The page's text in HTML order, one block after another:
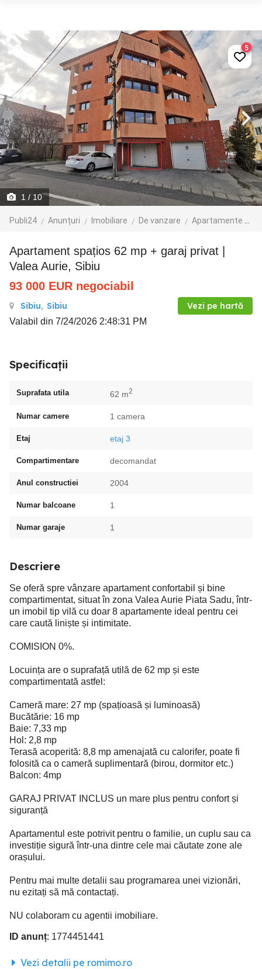
1 / 10
Publi24 Anunțuri Imobiliare De vanzare Apartamente de vanzare
5
Apartament spațios 62 mp + garaj privat |
Valea Aurie, Sibiu
93 000 EUR negociabil
Sibiu, Sibiu Vezi pe hartă
Valabil din 7/24/2026 2:48:31 PM
Specificații
Suprafata utila 62 m2
Numar camere 1 camera
Etaj etaj 3
Compartimentare decomandat
Anul constructiei 2004
Numar balcoane 1
Numar garaje 1
Descriere
Se oferă spre vânzare apartament confortabil și bine
compartimentat, situat în zona Valea Aurie Piata Sadu, într-
un imobil tip vilă cu doar 8 apartamente ideal pentru cei
care caută liniște și intimitate.
COMISION 0%.
Locuința are o suprafață utilă de 62 mp și este
compartimentată astfel:
Cameră mare: 27 mp (spațioasă și luminoasă)
Bucătărie: 16 mp
Baie: 7,33 mp
Hol: 2,8 mp
Terasă acoperită: 8,8 mp amenajată cu calorifer, poate fi
folosită ca o cameră suplimentară (birou, dormitor etc.)
Balcon: 4mp
GARAJ PRIVAT INCLUS un mare plus pentru confort și
siguranță
Apartamentul este potrivit pentru o familie, un cuplu sau ca
investiție sigură într-una dintre cele mai căutate zone ale
orașului.
Pentru mai multe detalii sau programarea unei vizionări,
nu ezitați să mă contactați.
NU colaboram cu agentii imobiliare.
ID anunț: 1774451441
Vezi detalii pe romimo.ro